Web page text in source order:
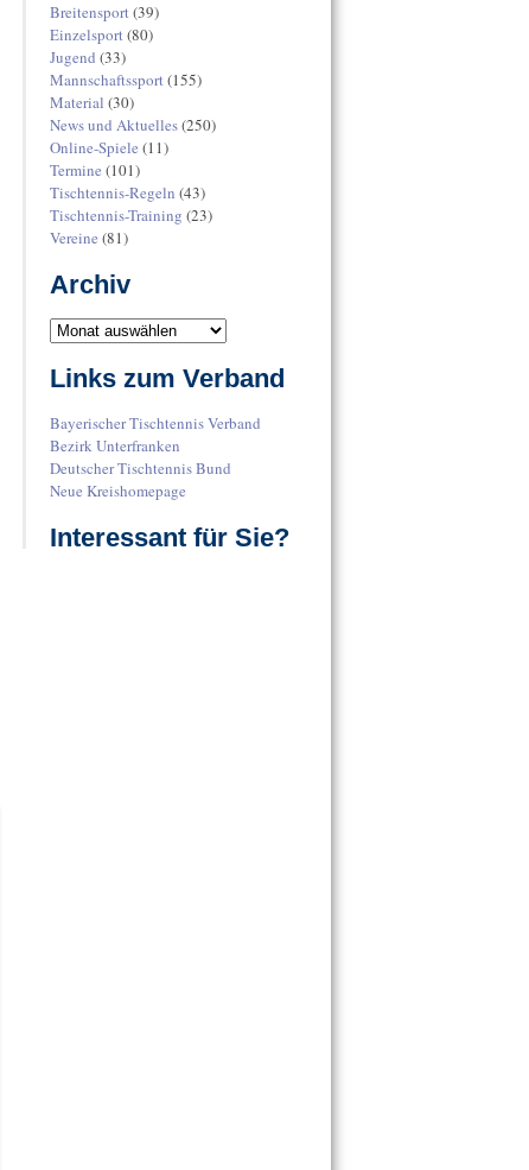
Breitensport(39)
Einzelsport(80)
Jugend (33)
Mannschaftssport(155)
Material (30)
News und Aktuelles(250)
Online-Spiele (11)
Termine (101)
Tischtennis-Regeln (43)
Tischtennis-Training (23)
Vereine (81)
Archiv
Links zum Verband
Bayerischer Tischtennis Verband
Bezirk Unterfranken
Deutscher Tischtennis Bund
Neue Kreishomepage
Interessant für Sie?